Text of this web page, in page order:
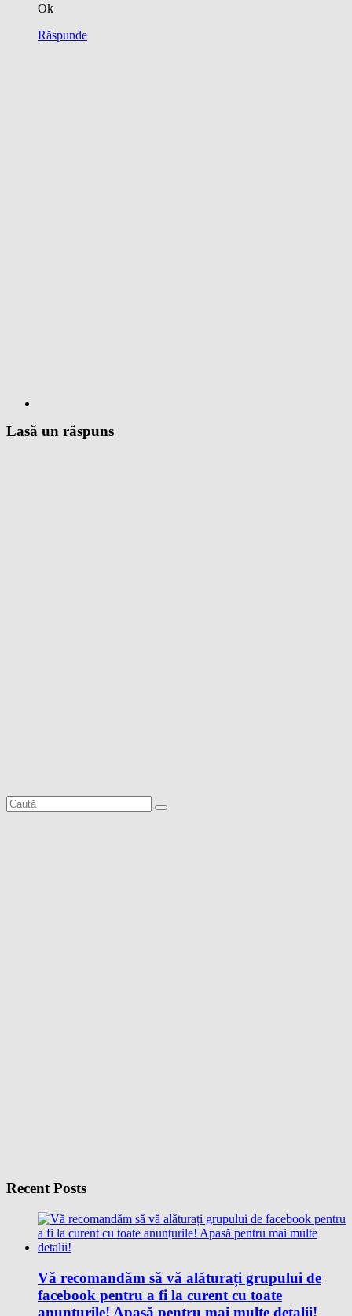
Ok
Răspunde
Lasă un răspuns
Recent Posts
Vă recomandăm să vă alăturați grupului de
facebook pentru a fi la curent cu toate
anunțurile! Apasă pentru mai multe detalii!